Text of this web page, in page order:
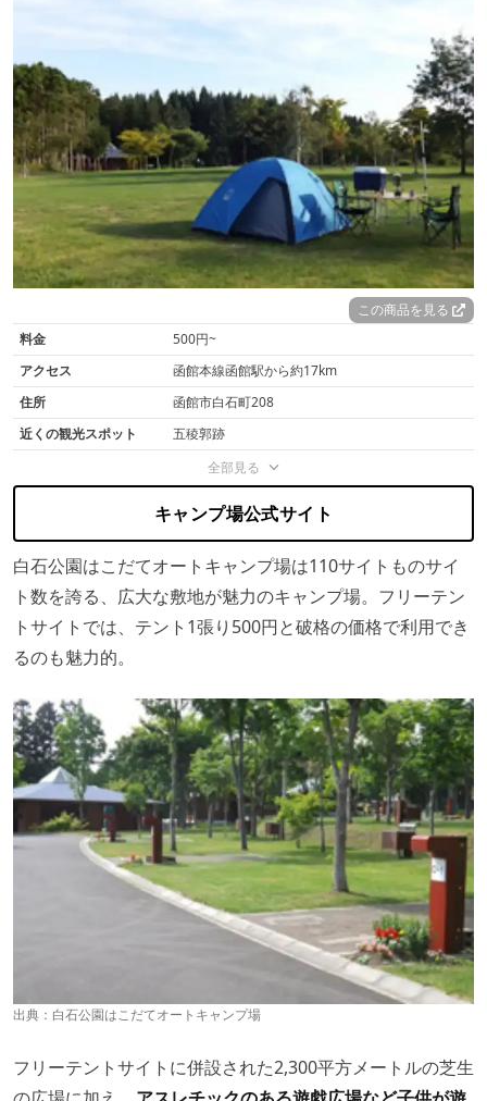
この商品を見る
料金
500円~
アクセス
函館本線函館駅から約17km
住所
函館市白石町208
近くの観光スポット
五稜郭跡
全部見る
キャンプ場公式サイト
白石公園はこだてオートキャンプ場は110サイトものサイ
ト数を誇る、広大な敷地が魅力のキャンプ場。フリーテン
トサイトでは、テント1張り500円と破格の価格で利用でき
るのも魅力的。
出典： 白石公園はこだてオートキャンプ場
フリーテントサイトに併設された2,300平方メートルの芝生